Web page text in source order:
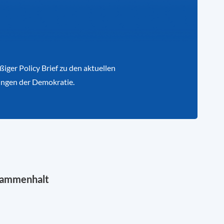
Policy Brief zu den aktuellen
der Demokratie.